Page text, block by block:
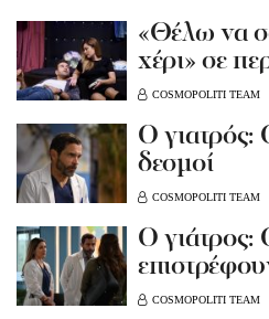
«Θέλω να
χέρι» σε
COSMOPOLITI TEAM
Ο γιατρός:
δεσμοί
COSMOPOLITI TEAM
Ο γιάτρος:
COSMOPOLITI TEAM